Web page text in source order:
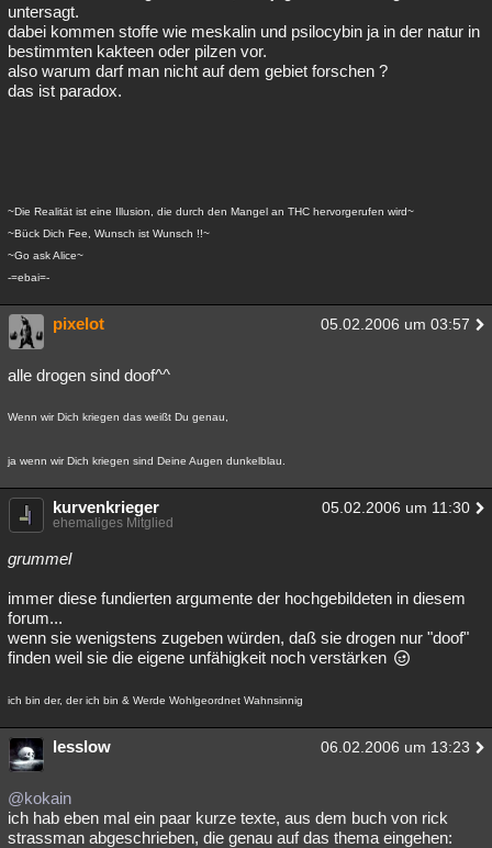
untersagt.
dabei kommen stoffe wie meskalin und psilocybin ja in der natur in
bestimmten kakteen oder pilzen vor.
also warum darf man nicht auf dem gebiet forschen ?
das ist paradox.
~Die Realität ist eine Illusion, die durch den Mangel an THC hervorgerufen wird~
~Bück Dich Fee, Wunsch ist Wunsch !!~
~Go ask Alice~
-=ebai=-
pixelot 05.02.2006 um 03:57
alle drogen sind doof^^
Wenn wir Dich kriegen das weißt Du genau,
ja wenn wir Dich kriegen sind Deine Augen dunkelblau.
kurvenkrieger 05.02.2006 um 11:30
ehemaliges Mitglied
grummel
immer diese fundierten argumente der hochgebildeten in diesem
forum...
wenn sie wenigstens zugeben würden, daß sie drogen nur "doof"
finden weil sie die eigene unfähigkeit noch verstärken
ich bin der, der ich bin & Werde Wohlgeordnet Wahnsinnig
lesslow 06.02.2006 um 13:23
@kokain
ich hab eben mal ein paar kurze texte, aus dem buch von rick
strassman abgeschrieben, die genau auf das thema eingehen: